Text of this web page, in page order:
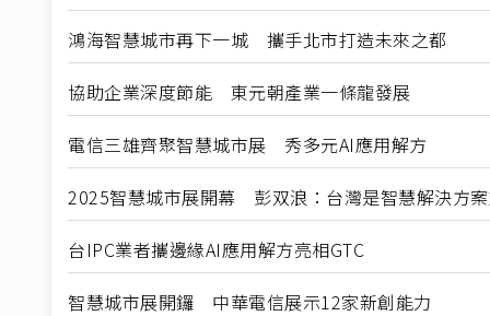
鴻海智慧城市再下一城 攜手北市打造未來之都
協助企業深度節能 東元朝產業一條龍發展
電信三雄齊聚智慧城市展 秀多元AI應用解方
2025智慧城市展開幕 彭双浪：台灣是智慧解決方
台IPC業者攜邊緣AI應用解方亮相GTC
智慧城市展開鑼 中華電信展示12家新創能力